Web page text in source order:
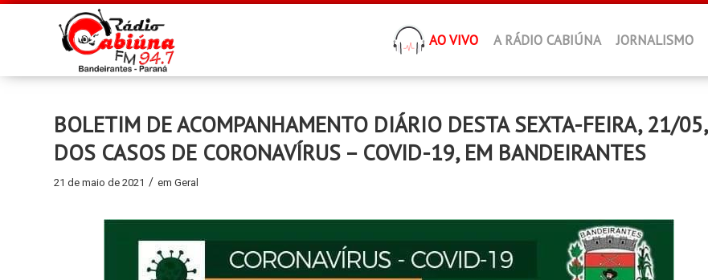
AO VIVO A RÁDIO CABIÚNA JORNALISMO
BOLETIM DE ACOMPANHAMENTO DIÁRIO DESTA SEXTA-FEIRA, 21/05,
DOS CASOS DE CORONAVÍRUS – COVID-19, EM BANDEIRANTES
21 de maio de 2021 / em Geral